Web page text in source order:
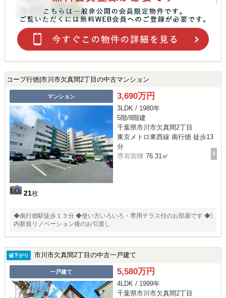
コープ行徳|市川市欠真間2丁目の中古マンション
マンション
21枚
3,690万円
3LDK / 1980年
5階/8階建
千葉県市川市欠真間2丁目
東京メトロ東西線 南行徳 徒歩13
分
専有面積 76.31㎡
◆南行徳駅徒歩１３分 ◆使い方いろいろ・専用テラス付のお部屋です ◆室
内新規リノベーション後のお引渡し
値下がり 市川市欠真間2丁目の中古一戸建て
一戸建て 5,580万円
4LDK / 1999年
千葉県市川市欠真間2丁目